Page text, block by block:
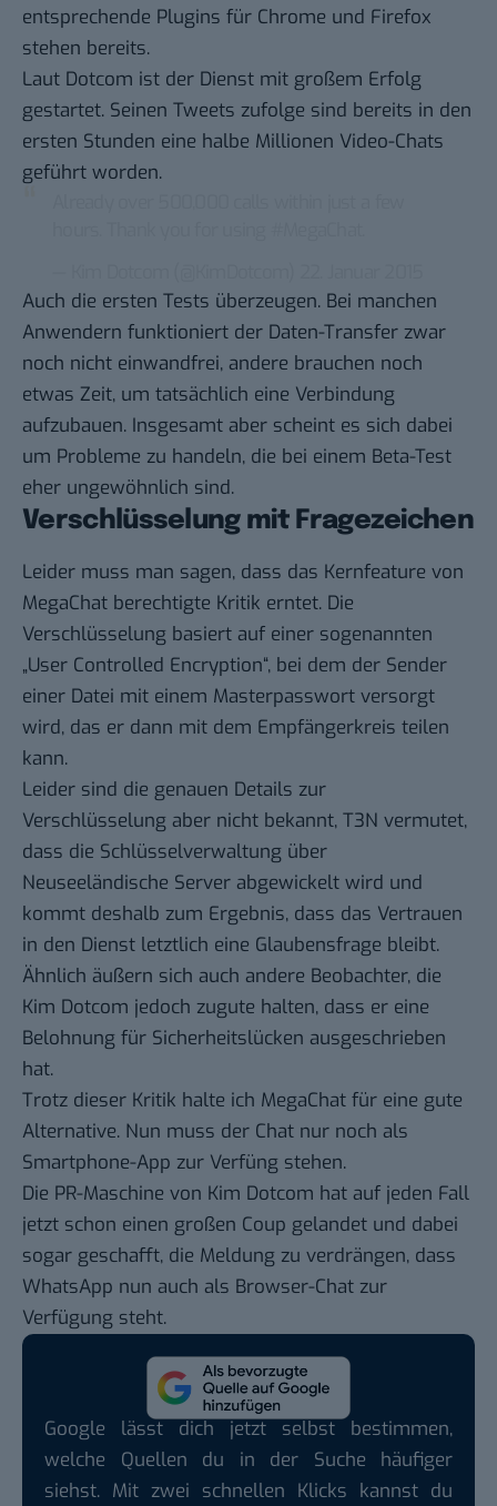
entsprechende Plugins für Chrome und Firefox
stehen bereits.
Laut Dotcom ist der Dienst mit großem Erfolg
gestartet. Seinen Tweets zufolge sind bereits in den
ersten Stunden eine halbe Millionen Video-Chats
geführt worden.
Auch die ersten Tests überzeugen. Bei manchen
Anwendern funktioniert der Daten-Transfer zwar
noch nicht einwandfrei, andere brauchen noch
etwas Zeit, um tatsächlich eine Verbindung
aufzubauen. Insgesamt aber scheint es sich dabei
um Probleme zu handeln, die bei einem Beta-Test
eher ungewöhnlich sind.
Verschlüsselung mit Fragezeichen
Leider muss man sagen, dass das Kernfeature von
MegaChat berechtigte Kritik erntet. Die
Verschlüsselung basiert auf einer sogenannten
„User Controlled Encryption“, bei dem der Sender
einer Datei mit einem Masterpasswort versorgt
wird, das er dann mit dem Empfängerkreis teilen
kann.
Leider sind die genauen Details zur
Verschlüsselung aber nicht bekannt, T3N vermutet,
dass die Schlüsselverwaltung über
Neuseeländische Server abgewickelt wird und
kommt deshalb zum Ergebnis, dass das Vertrauen
in den Dienst letztlich eine Glaubensfrage bleibt.
Ähnlich äußern sich auch andere Beobachter, die
Kim Dotcom jedoch zugute halten, dass er eine
Belohnung für Sicherheitslücken ausgeschrieben
hat.
Trotz dieser Kritik halte ich MegaChat für eine gute
Alternative. Nun muss der Chat nur noch als
Smartphone-App zur Verfüng stehen.
Die PR-Maschine von Kim Dotcom hat auf jeden Fall
jetzt schon einen großen Coup gelandet und dabei
sogar geschafft, die Meldung zu verdrängen, dass
WhatsApp nun auch als Browser-Chat zur
Verfügung steht.
Google lässt dich jetzt selbst bestimmen,
welche Quellen du in der Suche häufiger
siehst. Mit zwei schnellen Klicks kannst du